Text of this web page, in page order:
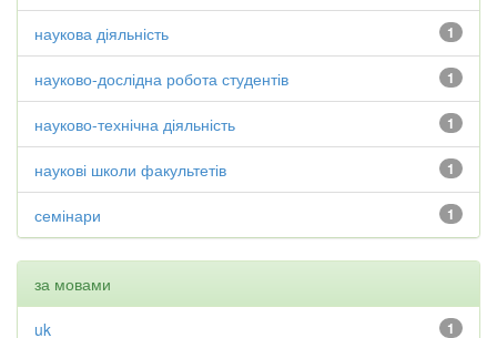
1
наукова діяльність
1
науково-дослідна робота студентів
1
науково-технічна діяльність
1
наукові школи факультетів
1
семінари
за мовами
1
uk